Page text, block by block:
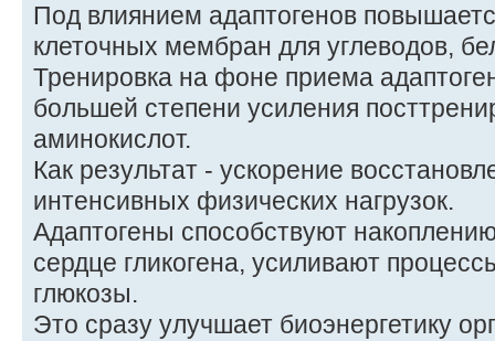
Под влиянием адаптогенов
клеточных мембран для углеводов,
Тренировка на фоне приема
большей степени усиления
аминокислот.
Как результат - ускорение
интенсивных физических нагрузок.
Адаптогены способствуют
сердце гликогена, усиливают
глюкозы.
Это сразу улучшает биоэнергетику